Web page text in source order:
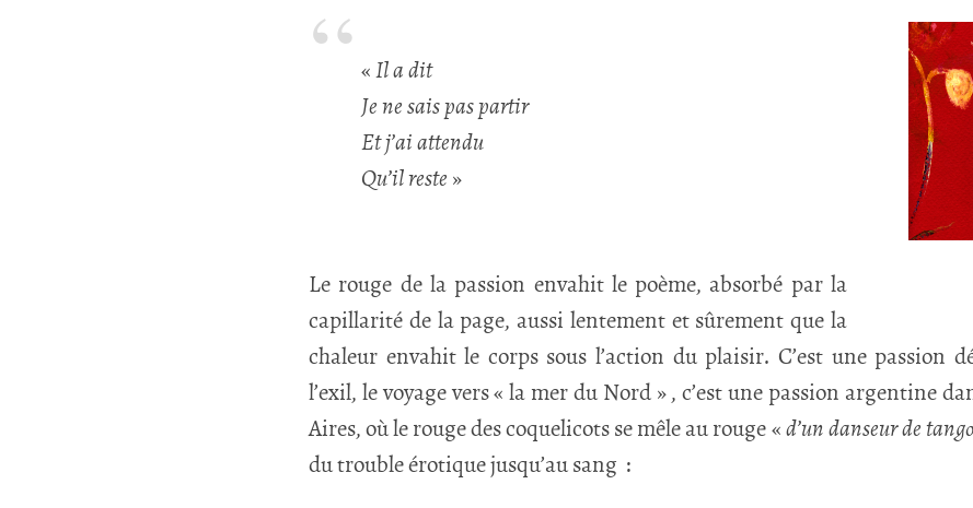
«Il a dit
Je ne sais pas partir
Et j’ai attendu
Qu’il reste »
Le rouge de la passion envahit le poème, absorbé par la
capillarité de la page, aussi lentement et sûrement que la
chaleur envahit le corps sous l’action du plaisir. C’est une passion
l’exil, le voyage vers « la mer du Nord » , c’est une passion argentine
Aires, où le rouge des coquelicots se mêle au rouge «d’un danseur de tango
du trouble érotique jusqu’au sang :